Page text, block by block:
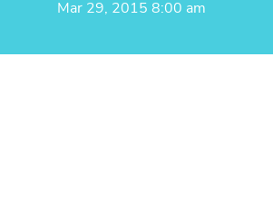
Mar 29, 2015 8:00 am